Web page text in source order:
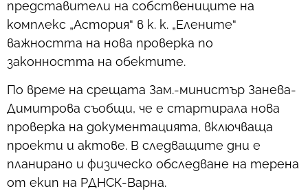
представители на собствениците на
комплекс „Астория“ в к. к. „Елените“
важността на нова проверка по
законността на обектите.
По време на срещата Зам.-министър Занева-
Димитрова съобщи, че е стартирала нова
проверка на документацията, включваща
проекти и актове. В следващите дни е
планирано и физическо обследване на терена
от екип на РДНСК-Варна.